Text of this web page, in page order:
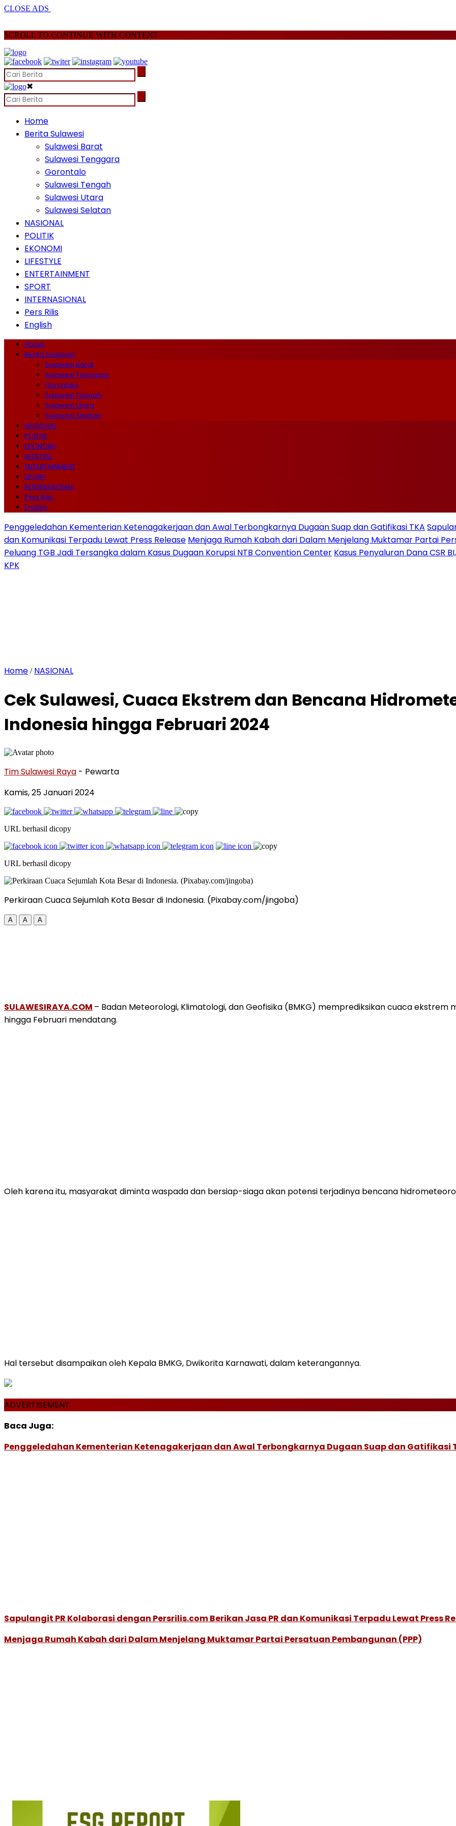
CLOSE ADS
SCROLL TO CONTINUE WITH CONTENT
✖
Home
Berita Sulawesi
Sulawesi Barat
Sulawesi Tenggara
Gorontalo
Sulawesi Tengah
Sulawesi Utara
Sulawesi Selatan
NASIONAL
POLITIK
EKONOMI
LIFESTYLE
ENTERTAINMENT
SPORT
INTERNASIONAL
Pers Rilis
English
Home
Berita Sulawesi
Sulawesi Barat
Sulawesi Tenggara
Gorontalo
Sulawesi Tengah
Sulawesi Utara
Sulawesi Selatan
NASIONAL
POLITIK
EKONOMI
LIFESTYLE
ENTERTAINMENT
SPORT
INTERNASIONAL
Pers Rilis
English
Penggeledahan Kementerian Ketenagakerjaan dan Awal Terbongkarnya Dugaan Suap dan Gatifikasi TKA
dan Komunikasi Terpadu Lewat Press Release Menjaga Rumah Kabah dari Dalam Menjelang Muktamar Partai
Peluang TGB Jadi Tersangka dalam Kasus Dugaan Korupsi NTB Convention Center Kasus Penyaluran Dana CSR
KPK
Home / NASIONAL
Cek Sulawesi, Cuaca Ekstrem dan Bencana
Indonesia hingga Februari 2024
Tim Sulawesi Raya - Pewarta
Kamis, 25 Januari 2024
URL berhasil dicopy
URL berhasil dicopy
Perkiraan Cuaca Sejumlah Kota Besar di Indonesia. (Pixabay.com/jingoba)
A A A
SULAWESIRAYA.COM – Badan Meteorologi, Klimatologi, dan Geofisika (BMKG) memprediksikan cuaca ekstrem
hingga Februari mendatang.
Oleh karena itu, masyarakat diminta waspada dan bersiap-siaga akan potensi terjadinya bencana
Hal tersebut disampaikan oleh Kepala BMKG, Dwikorita Karnawati, dalam keterangannya.
ADVERTISEMENT
Baca Juga:
Penggeledahan Kementerian Ketenagakerjaan dan Awal Terbongkarnya Dugaan Suap dan Gatifikasi
Sapulangit PR Kolaborasi dengan Persrilis.com Berikan Jasa PR dan Komunikasi Terpadu Lewat Press
Menjaga Rumah Kabah dari Dalam Menjelang Muktamar Partai Persatuan Pembangunan (PPP)